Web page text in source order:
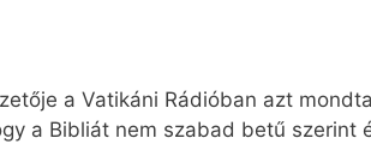
a Vatikáni Rádióban azt
a Bibliát nem szabad betű szerint